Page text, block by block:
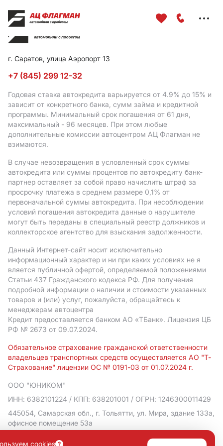
г. Саратов, улица Аэропорт 13
+7 (845) 299 12-32
Годовая ставка автокредита варьируется от 4.9% до 15% и
зависит от конкретного банка, сумм займа и кредитной
программы. Минимальный срок погашения от 61 дня,
максимальный - 96 месяцев. При этом любые
дополнительные комиссии автоцентром АЦ Флагман не
взимаются.
В случае невозвращения в условленный срок суммы
автокредита или суммы процентов по автокредиту банк-
партнер оставляет за собой право начислить штраф за
просрочку платежа в среднем размере 0,1% от
первоначальной суммы автокредита. При несоблюдении
условий погашения автокредита данные о нарушителе
могут быть переданы в специальный реестр должников и
коллекторское агентство для взыскания задолженности.
Данный Интернет-сайт носит исключительно
информационный характер и ни при каких условиях не я
вляется публичной офертой, определяемой положениями
Статьи 437 Гражданского кодекса РФ. Для получения
подробной информации о наличии и стоимости указанных
товаров и (или) услуг, пожалуйста, обращайтесь к
менеджерам автоцентра
Кредит предоставляется банком АO «ТБанк». Лицензия ЦБ
РФ № 2673 от 09.07.2024.
Обязательное страхование гражданской ответственности
владельцев транспортных средств осуществляется АО "Т-
Страхование" лицензии ОС № 0191-03 от 01.07.2024 г.
ООО "ЮНИКОМ"
ИНН: 6382101224 / КПП: 638201001 / ОГРН: 1246300011429
445054, Самарская обл., г. Тольятти, ул. Мира, здание 133а,
офисное помещение 53а
Политика в отношении обработки персональных данных
cookies